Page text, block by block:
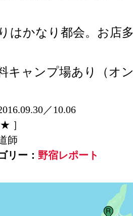
はかなり都会。お店
キャンプ場あり（オ
／10.06
］
師
リー： 野宿レポート